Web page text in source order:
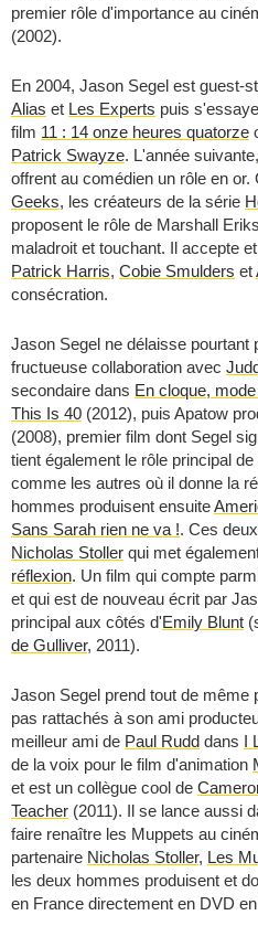
premier rôle d'importance au
(2002).
En 2004, Jason Segel est guest-
Alias et Les Experts puis
film 11 : 14 onze heures quatorze
Patrick Swayze. L'année suivante,
offrent au comédien un rôle en or.
Geeks, les créateurs de la série
proposent le rôle de Marshall
maladroit et touchant. Il accepte
Patrick Harris, Cobie Smulders et
consécration.
Jason Segel ne délaisse pourtant
fructueuse collaboration avec
secondaire dans En cloque,
This Is 40 (2012), puis Apatow
(2008), premier film dont Segel
tient également le rôle principal
comme les autres où il donne la
hommes produisent ensuite
Sans Sarah rien ne va !. Ces
Nicholas Stoller qui met
réflexion. Un film qui compte
et qui est de nouveau écrit par
principal aux côtés d'Emily Blunt
de Gulliver, 2011).
Jason Segel prend tout de même
pas rattachés à son ami
meilleur ami de Paul Rudd dans I
de la voix pour le film d'animation
et est un collègue cool de
Teacher (2011). Il se lance aussi
faire renaître les Muppets au
partenaire Nicholas Stoller, Les
les deux hommes produisent et
en France directement en DVD